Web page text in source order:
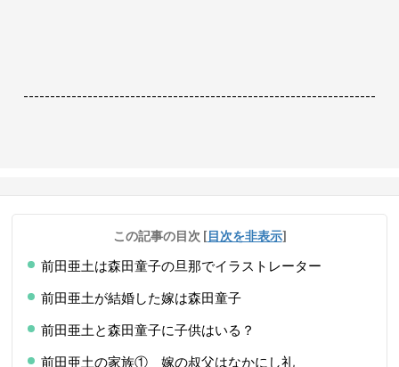
------------------------------------------------------------------
この記事の目次 [目次を非表示]
前田亜土は森田童子の旦那でイラストレーター
前田亜土が結婚した嫁は森田童子
前田亜土と森田童子に子供はいる？
前田亜土の家族① 嫁の叔父はなかにし礼